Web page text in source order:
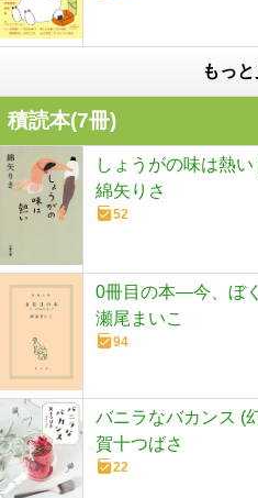
もっ
積読本(7冊)
しょうがの味は熱
綿矢りさ
52
0冊目の本―今、ぼ
瀬尾まいこ
94
バニラなバカンス (
賀十つばさ
22